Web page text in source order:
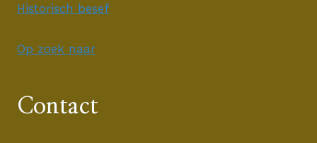
Historisch besef
Op zoek naar
Contact